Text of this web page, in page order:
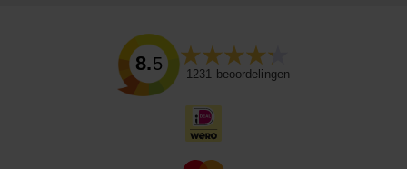
8.5
1231 beoordelingen